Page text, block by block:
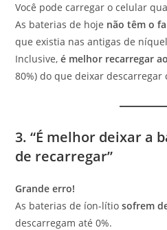
Você pode carregar o celular
As baterias de hoje não têm o
que existia nas antigas de
Inclusive,é melhor recarregar
80%) do que deixar descarregar
3. “É melhor deixar a
de recarregar”
Grande erro!
As baterias de íon-lítiosofrem
descarregam até 0%.